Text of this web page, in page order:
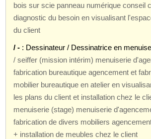
bois sur scie panneau numérique conseil
diagnostic du besoin en visualisant
du client
/ - : Dessinateur / Dessinatrice en
/ seiffer (mission intérim) menuiserie
fabrication bureautique agencement et
mobilier bureautique en atelier en
les plans du client et installation chez le
menuiserie (stage) menuiserie
fabrication de divers mobiliers
+ installation de meubles chez le client